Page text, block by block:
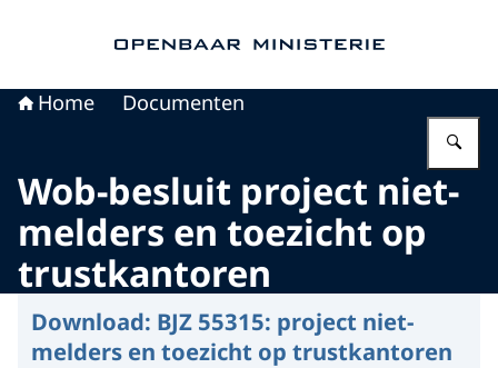
Home Documenten
Wob-besluit project niet-
melders en toezicht op
trustkantoren
Download: BJZ 55315: project niet-
melders en toezicht op trustkantoren